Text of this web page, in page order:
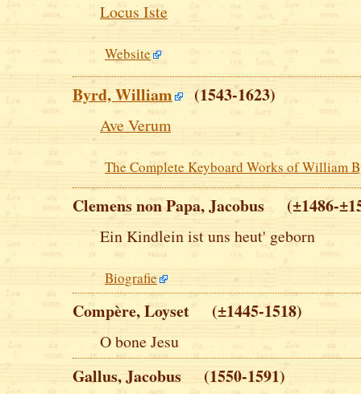
Locus Iste
Website
Byrd, William (1543-1623)
Ave Verum
The Complete Keyboard Works of William
Clemens non Papa, Jacobus (±1486-
Ein Kindlein ist uns heut' geborn
Biografie
Compère, Loyset (±1445-1518)
O bone Jesu
Gallus, Jacobus (1550-1591)